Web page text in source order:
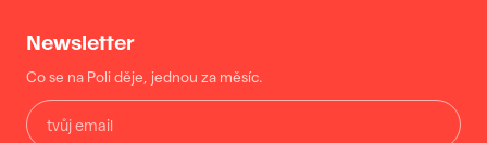
Newsletter
Co se na Poli děje, jednou za měsíc.